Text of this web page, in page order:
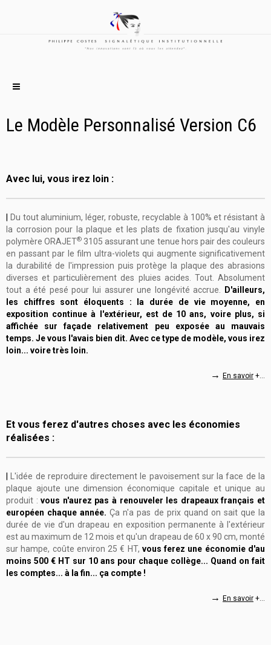
Le Modèle Personnalisé Version C6
Avec lui, vous irez loin :
Du tout aluminium, léger, robuste, recyclable à 100%et résistant à
la corrosion pour la plaque et les plats de fixation jusqu'au vinyle
polymère ORAJET® 3105 assurant une tenue hors pair des couleurs
en passant par le film ultra-violets qui augmente significativement
la durabilité de l'impression puis protège la plaque des abrasions
diverses et particulièrement des pluies acides. Tout. Absolument
tout a été pesé pour lui assurer une longévité accrue.
D'ailleurs,
les chiffres sont éloquents : la durée de vie moyenne, en
exposition continue à l'extérieur, est de 10 ans, voire plus, si
affichée sur façade relativement peu exposée au mauvais
temps. Je vous l'avais bien dit. Avec ce type de modèle, vous irez
loin... voire très loin.
→ En savoir +...
Et vous ferez d'autres choses avec les économies
réalisées :
L'idée de reproduire directement le pavoisement sur la face de la
plaque ajoute une dimension économique capitale et unique au
produit :vous n'aurez pas à renouveler les drapeaux français et
européen chaque année. Ça n'a pas de prix quand on sait que la
durée de vie d'un drapeau en exposition permanente à l'extérieur
est au maximum de 12 mois et qu'un drapeau de 60 x 90 cm, monté
sur hampe, coûte environ 25 € HT, vous ferez une économie d'au
moins 500 € HT sur 10 ans pour chaque collège... Quand on fait
les comptes... à la fin... ça compte !
→ En savoir +...